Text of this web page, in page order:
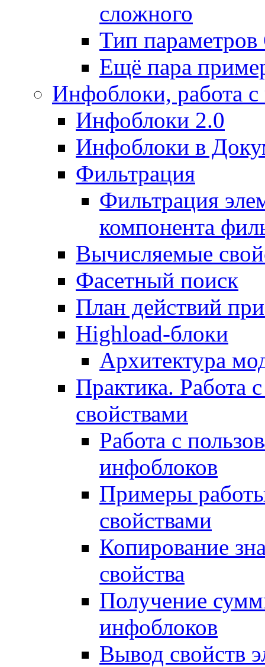
сложного
Тип
Ещё пара
Инфоблоки, работа
Инфоблоки 2.0
Инфоблоки в
Фильтрация
Фильтрация
компонента
Вычисляемые
Фасетный поиск
План действий
Highload-блоки
Архитектура
Практика. Работа
свойствами
Работа с
инфоблоков
Примеры
свойствами
Копирование
свойства
Получение
инфоблоков
Вывод свойств